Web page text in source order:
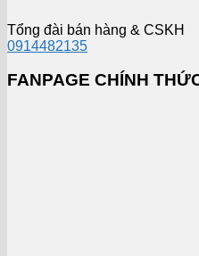
Tổng đài bán hàng & CSKH
0914482135
FANPAGE CHÍNH